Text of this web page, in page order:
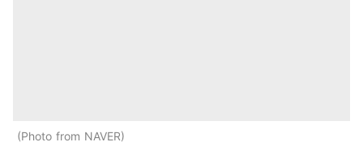
Photo from NAVER